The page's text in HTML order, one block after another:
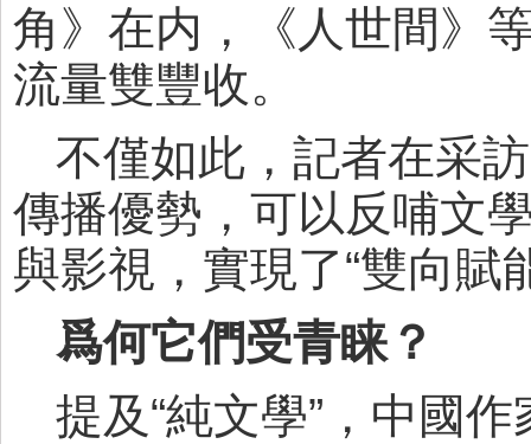
角》在内，《人世間》
流量雙豐收。
不僅如此，記者在采
傳播優勢，可以反哺文
與影視，實現了“雙向賦
爲何它們受青睐？
提及“純文學”，中國